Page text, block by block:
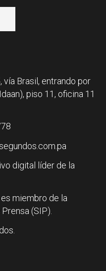
vía Brasil, entrando por
piso 11, oficina 11
digital líder de la
miembro de la
(SIP).